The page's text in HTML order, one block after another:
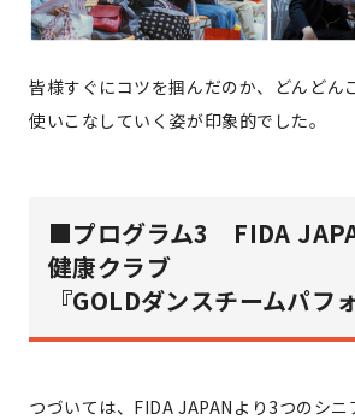
皆様すぐにコツを掴んだのか、どんどん
使いこなしていく姿が印象的でした。
■プログラム3 FIDA
健康クラブ
『GOLDダンスチームパフ
つづいては、FIDA JAPANより3つのシニ